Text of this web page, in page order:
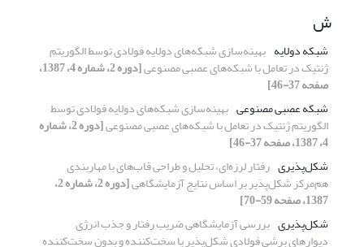
ش
شبکه دولایه بهینه‌سازی شبکه‌های دولایه فولادی توسط الگوریتم
ژنتیک در تعامل با شبکه‌های عصبی مصنوعی [دوره 2، شماره 4، 1387،
صفحه 37-46]
شبکه عصبی مصنوعی بهینه‌سازی شبکه‌های دولایه فولادی توسط
الگوریتم ژنتیک در تعامل با شبکه‌های عصبی مصنوعی [دوره 2، شماره
4، 1387، صفحه 37-46]
شکل‌پذیری رفتار لرزه‌ای، تحلیل و طراحی قاب‌های با مهاربندی
هم‌مرکز شکل‌پذیر بر اساس نتایج آزمایشگاهی [دوره 2، شماره 2،
1387، صفحه 59-70]
شکل‌پذیری بررسی آزمایشگاهی ضریب رفتار و جذب انرژی
دیوارهای برشی فولادی شکل‌پذیر با سخت‌کننده و بدون سخت‌کننده